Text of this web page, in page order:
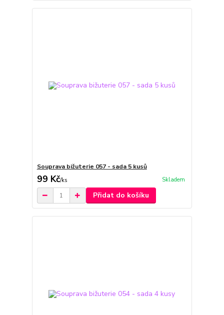
Souprava bižuterie 057 - sada 5 kusů
99 Kč/ks Skladem
Přidat do košíku